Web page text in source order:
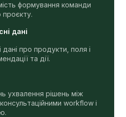
формування команди
проєкту.
дані
про продукти, поля і
та дії.
ухвалення рішень між
workflow і